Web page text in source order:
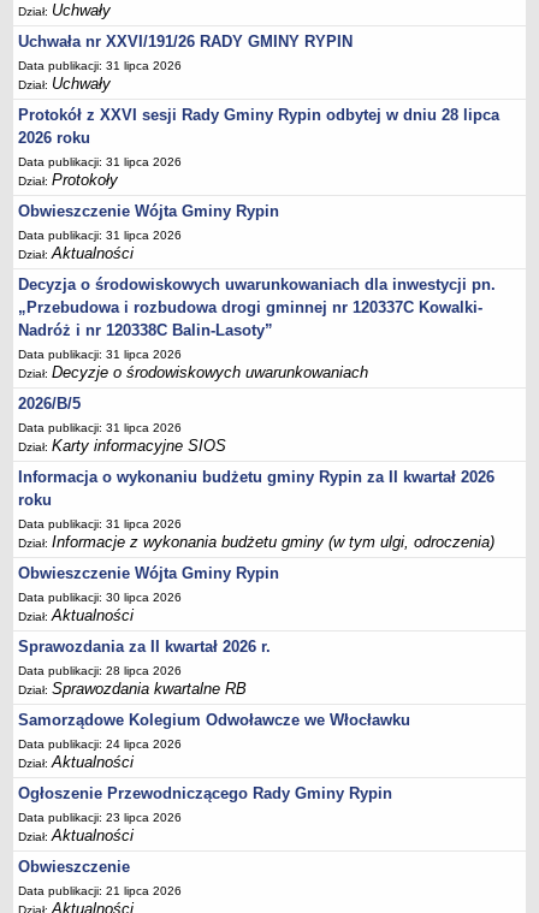
Sygnaliści
Galeria
Raporty o stanie dostępności
Wnioski
WŁADZE I STRUKTURA
Struktura organizacyjna
Rada gminy
Urząd gminy
Jednostki organizacyjne, GOPS, Instytucja kultury, OSP
Jednostki pomocnicze - sołectwa
Plan pracy komisji rewizyjnej
Sesje Rady Gminy Rypin
PRAWO LOKALNE
Statut
Strategia rozwoju
Uchwały
Projekty uchwał
Protokoły
Imienne wykazy głosowań radnych
Postać dokumentów
Akty Prawne, Dzienniki Ustaw, Monitory Polskie
Prawo miejscowe
Zarządzenia
Studium uwarunkowań i kierunków zagospodarowania
przestrzennego
Dane przestrzenne - MPZP
Stałe obwody głosowania, numery, granice oraz siedziby
obwodowych komisji wyborczych, opis granic okręgów wyborczych
Plan ogólny gminy Rypin
Dział: Uchwały
Uchwała nr XXVI/191/26 RADY GMINY RYPIN
Data publikacji: 31 lipca 2026
Dział: Uchwały
Protokół z XXVI sesji Rady Gminy Rypin odbytej w dniu 28 lipca
2026 roku
Data publikacji: 31 lipca 2026
Dział:Protokoły
Obwieszczenie Wójta Gminy Rypin
Data publikacji: 31 lipca 2026
Dział:Aktualności
Decyzja o środowiskowych uwarunkowaniach dla inwestycji pn.
„Przebudowa i rozbudowa drogi gminnej nr 120337C Kowalki-
Nadróż i nr 120338C Balin-Lasoty”
Data publikacji: 31 lipca 2026
Dział:Decyzje o środowiskowych uwarunkowaniach
2026/B/5
Data publikacji: 31 lipca 2026
Dział:Karty informacyjne SIOS
Informacja o wykonaniu budżetu gminy Rypin za II kwartał 2026
roku
Data publikacji: 31 lipca 2026
Dział:Informacje z wykonania budżetu gminy (w tym ulgi, odroczenia)
Obwieszczenie Wójta Gminy Rypin
Data publikacji: 30 lipca 2026
Dział:Aktualności
Sprawozdania za II kwartał 2026 r.
Data publikacji: 28 lipca 2026
Dział:Sprawozdania kwartalne RB
Samorządowe Kolegium Odwoławcze we Włocławku
Data publikacji: 24 lipca 2026
Dział:Aktualności
Ogłoszenie Przewodniczącego Rady Gminy Rypin
Data publikacji: 23 lipca 2026
Dział:Aktualności
Obwieszczenie
Data publikacji: 21 lipca 2026
Dział:Aktualności